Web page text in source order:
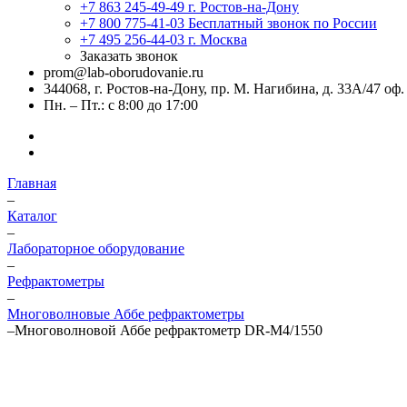
+7 863 245-49-49 г. Ростов-на-Дону
+7 800 775-41-03 Бесплатный звонок по России
+7 495 256-44-03 г. Москва
Заказать звонок
prom@lab-oborudovanie.ru
344068, г. Ростов-на-Дону, пр. М. Нагибина, д. 33А/47 оф.
Пн. – Пт.: с 8:00 до 17:00
Главная
–
Каталог
–
Лабораторное оборудование
–
Рефрактометры
–
Многоволновые Аббе рефрактометры
–Многоволновой Аббе рефрактометр DR-M4/1550